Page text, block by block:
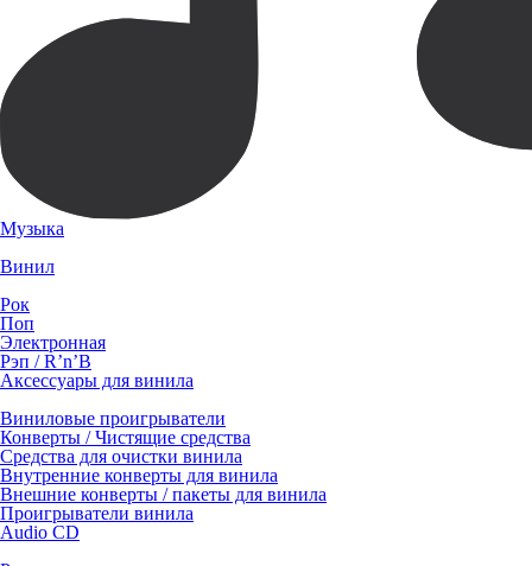
Музыка
Винил
Рок
Поп
Электронная
Рэп / R’n’B
Аксессуары для винила
Виниловые проигрыватели
Конверты / Чистящие средства
Средства для очистки винила
Внутренние конверты для винила
Внешние конверты / пакеты для винила
Проигрыватели винила
Audio CD